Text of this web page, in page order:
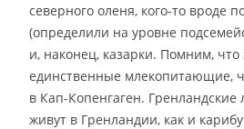
северного оленя, кого-то вроде
(определили на уровне
и, наконец, казарки. Помним,
единственные млекопитающие,
в Кап-Копенгаген.
живут в Гренландии, как и